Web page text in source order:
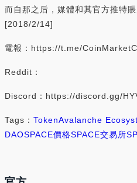
而自那之后，媒體和其官方推特
[2018/2/14]
電報：https://t.me/
Reddit：
Discord：https://discord.gg/
Tags： TokenAvalanche
DAOSPACE價格SPACE交易所